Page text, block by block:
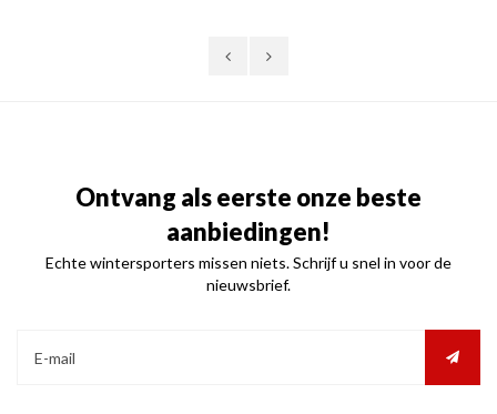
Ontvang als eerste onze beste
aanbiedingen!
Echte wintersporters missen niets. Schrijf u snel in voor de
nieuwsbrief.